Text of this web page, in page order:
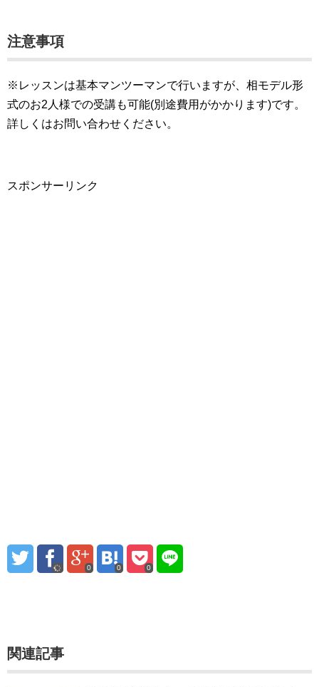
注意事項
※レッスンは基本マンツーマンで行いますが、相モデル形
式のお2人様での受講も可能(別途費用がかかります)です。
詳しくはお問い合わせください。
スポンサーリンク
0 0 0
関連記事